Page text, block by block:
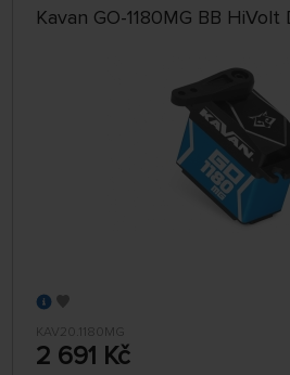
Kavan GO-1180MG BB HiVolt
KAV20.1180MG
2 691 Kč